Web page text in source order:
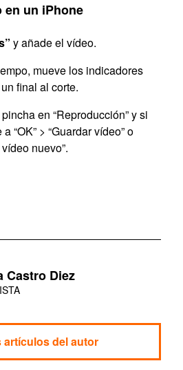
en un iPhone
y añade el vídeo.
mueve los indicadores
final al corte.
en “Reproducción” y si
“OK” > “Guardar vídeo” o
nuevo”.
Castro Diez
artículos del autor